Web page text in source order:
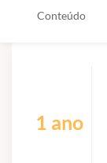
Conteúdo
1 ano